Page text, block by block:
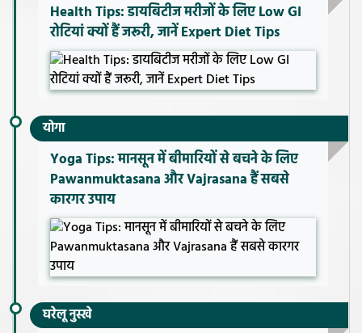
Health Tips: डायबिटीज मरीजों के लिए Low GI
रोटियां क्यों हैं जरूरी, जानें Expert Diet Tips
योगा
Yoga Tips: मानसून में बीमारियों से बचने के लिए
Pawanmuktasana और Vajrasana हैं सबसे
कारगर उपाय
घरेलू नुस्खे